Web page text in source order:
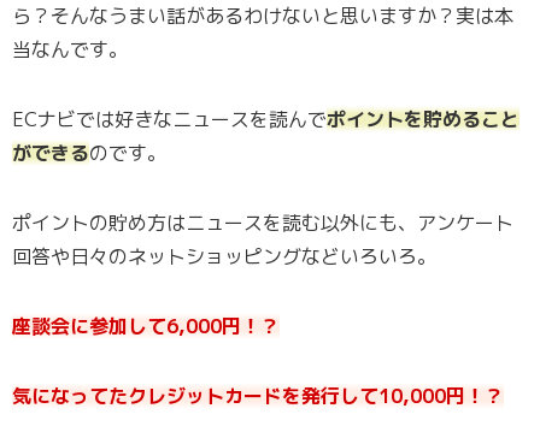
ら？そんなうまい話があるわけないと思いますか？実は本
当なんです。
ECナビでは好きなニュースを読んでポイントを貯めること
ができるのです。
ポイントの貯め方はニュースを読む以外にも、アンケート
回答や日々のネットショッピングなどいろいろ。
座談会に参加して6,000円！？
気になってたクレジットカードを発行して10,000円！？